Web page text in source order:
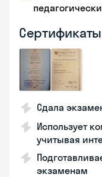
Сертификаты
Сдала
Использует
учитывая
экзаменам